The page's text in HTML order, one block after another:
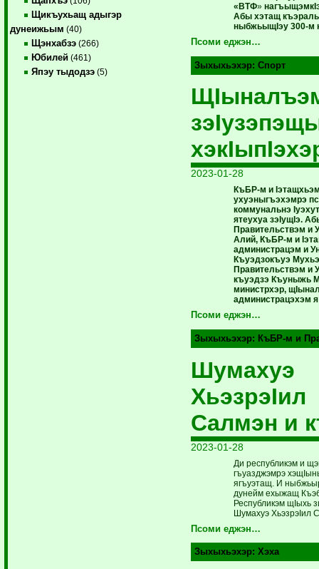
Щикъухьащ адыгэр
дунеижьым (40)
Щэнхабзэ (266)
Юбилей (461)
Япэу тыдодзэ (5)
«ВТФ»
Абы хэтащ
ныбжьыщIэу 300-м
Псоми еджэн…
Зыхыхьэхэр:Спорт
2023-01-28
КъБР-м и
ухуэныгъэхэмрэ
коммунальнэ
ятеухуа зэIущIэ.
Правительствэм и
Алий, КъБР-м и
администрацэм и
Къуэдзокъуэ
Правительствэм
къуэдзэ Къуныжь
министрхэр,
администрацэхэм
Псоми еджэн…
Зыхыхьэхэр: КъБР-м и
Шумахуэ
ХьэзрэIил
Салмэн и
2023-01-28
Ди республикэм и
гъуазджэмрэ
ягъуэтащ. И
дунейм ехыжащ
Республикэм щIыхь
Шумахуэ ХьэзрэIил
Псоми еджэн…
Зыхыхьэхэр:Хэха